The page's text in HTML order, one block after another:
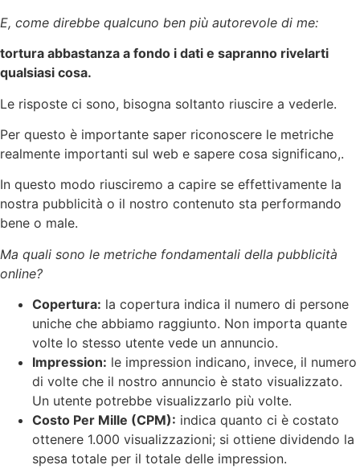
E, come direbbe qualcuno ben più autorevole di me:
tortura abbastanza a fondo i dati e sapranno rivelarti
qualsiasi cosa.
Le risposte ci sono, bisogna soltanto riuscire a vederle.
Per questo è importante saper riconoscere le metriche
realmente importanti sul web e sapere cosa significano,.
In questo modo riusciremo a capire se effettivamente la
nostra pubblicità o il nostro contenuto sta performando
bene o male.
Ma quali sono le metriche fondamentali della pubblicità
online?
Copertura: la copertura indica il numero di persone
uniche che abbiamo raggiunto. Non importa quante
volte lo stesso utente vede un annuncio.
Impression: le impression indicano, invece, il numero
di volte che il nostro annuncio è stato visualizzato.
Un utente potrebbe visualizzarlo più volte.
Costo Per Mille (CPM): indica quanto ci è costato
ottenere 1.000 visualizzazioni; si ottiene dividendo la
spesa totale per il totale delle impression.